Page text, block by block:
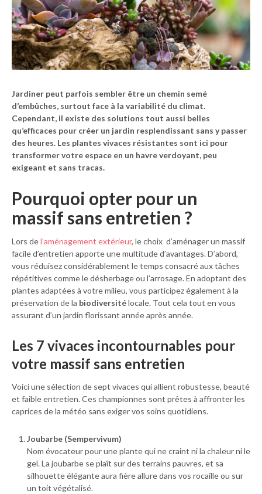
Jardiner peut parfois sembler être un chemin semé
d’embûches, surtout face à la variabilité du climat.
Cependant, il existe des solutions tout aussi belles
qu’efficaces pour créer un jardin resplendissant sans y passer
des heures. Les plantes vivaces résistantes sont ici pour
transformer votre espace en un havre verdoyant, peu
exigeant et sans tracas.
Pourquoi opter pour un
massif sans entretien ?
Lors del’aménagement extérieur, le choix d’aménager un massif
facile d’entretien apporte une multitude d’avantages. D’abord,
vous réduisez considérablement le temps consacré aux tâches
répétitives comme le désherbage ou l’arrosage. En adoptant des
plantes adaptées à votre milieu, vous participez également à la
préservation de la biodiversitélocale. Tout cela tout en vous
assurant d’un jardin florissant année après année.
Les 7 vivaces incontournables pour
votre massif sans entretien
Voici une sélection de sept vivaces qui allient robustesse, beauté
et faible entretien. Ces championnes sont prêtes à affronter les
caprices de la météo sans exiger vos soins quotidiens.
Joubarbe (Sempervivum)
Nom évocateur pour une plante qui ne craint ni la chaleur ni le
gel. La joubarbe se plaît sur des terrains pauvres, et sa
silhouette élégante aura fière allure dans vos rocaille ou sur
un toit végétalisé.